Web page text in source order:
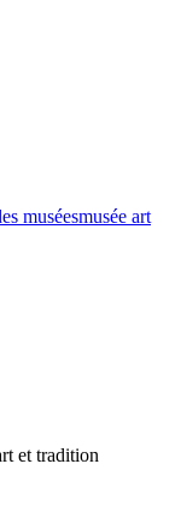
muséesmusée art
et tradition